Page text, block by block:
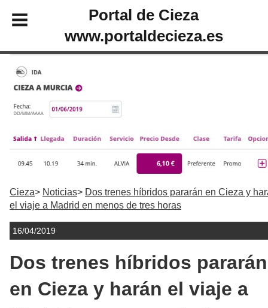
Portal de Cieza
www.portaldecieza.es
Cieza Noticias
Dos trenes híbridos pararán en Cieza y
el viaje a Madrid en menos de tres horas
16/04/2019
Dos trenes híbridos pararán
en Cieza y harán el viaje a